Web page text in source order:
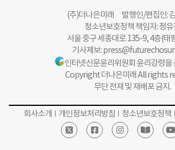
(주)더나은미래 발행인/편집인:
청소년보호정책 책임자: 정유
서울 중구 세종대로 135-9, 4층(태
기사제보:
인터넷신문윤리위원회 윤리강령을
Copyright 더나은미래 All rights
무단 전재 및 재배포 금지.
회사소개 개인정보처리방침 청소년보호정책